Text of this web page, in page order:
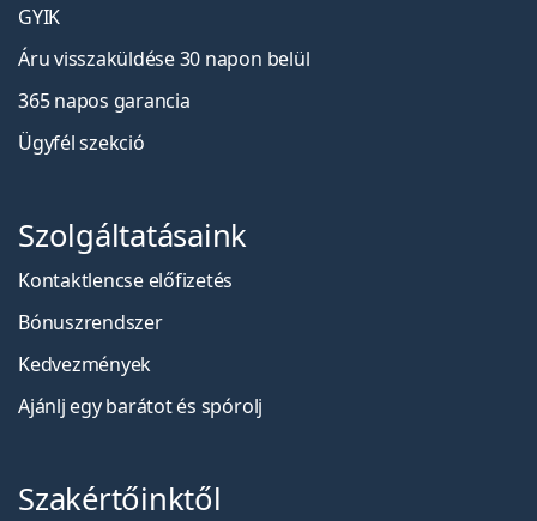
GYIK
Áru visszaküldése 30 napon belül
365 napos garancia
Ügyfél szekció
Szolgáltatásaink
Kontaktlencse előfizetés
Bónuszrendszer
Kedvezmények
Ajánlj egy barátot és spórolj
Szakértőinktől